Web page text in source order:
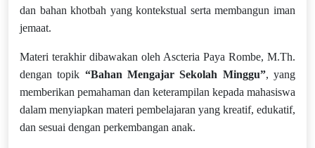
dan bahan khotbah yang kontekstual serta membangun iman
jemaat.
Materi terakhir dibawakan oleh Ascteria Paya Rombe, M.Th.
dengan topik “Bahan Mengajar Sekolah Minggu”, yang
memberikan pemahaman dan keterampilan kepada mahasiswa
dalam menyiapkan materi pembelajaran yang kreatif, edukatif,
dan sesuai dengan perkembangan anak.